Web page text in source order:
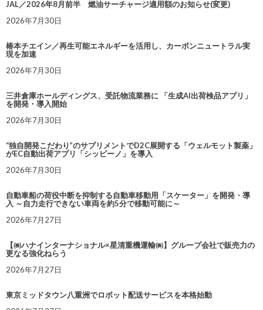
JAL／2026年8月前半 燃油サーチャージ適用額のお知らせ(変更)
2026年7月30日
椿本チエイン／再生可能エネルギーを活用し、カーボンニュートラル実
現を加速
2026年7月30日
三井倉庫ホールディングス、受託物流業務に 「生成AI出荷検品アプリ」
を開発・導入開始
2026年7月30日
“独自開発こだわり”のサプリメントでD2C展開する「ウェルモット製薬」
がEC自動出荷アプリ「シッピーノ」を導入
2026年7月30日
自動車船の荷役中断を抑制する自動車移動用「スケーター」を開発・導
入 ～自力走行できない車両を約5分で移動可能に～
2026年7月27日
【㈱ハナインターナショナル×星清重機運輸㈱】グループ会社で販売力の
更なる強化ねらう
2026年7月27日
東京ミッドタウン八重洲でロボット配送サービスを本格始動